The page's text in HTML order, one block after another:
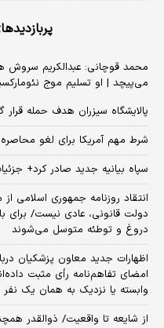
محمد قوچانی: عبدالکریم سروش
می‌پیچد | او تسلیم موج
پالایشگاه سیزران هدف حمله قرار
شرط مهم آمریکا برای لغو محاصره
سپاه بیانیه جدید صادر کرد+
انتقاد روزنامه جمهوری
دولت قانونی، عادی نیست/ برای
دروغ و توطئه متوسل می‌شوند
امضای تفاهم‌نامه رأی مثبت
وابسته یا نزدیک به همان یک نفر
از شایعه تا واقعیت/ ذوالقدر